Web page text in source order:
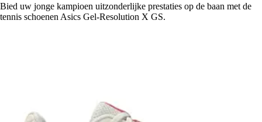
Bied uw jonge kampioen uitzonderlijke prestaties op de baan met de
tennis schoenen Asics Gel-Resolution X GS.